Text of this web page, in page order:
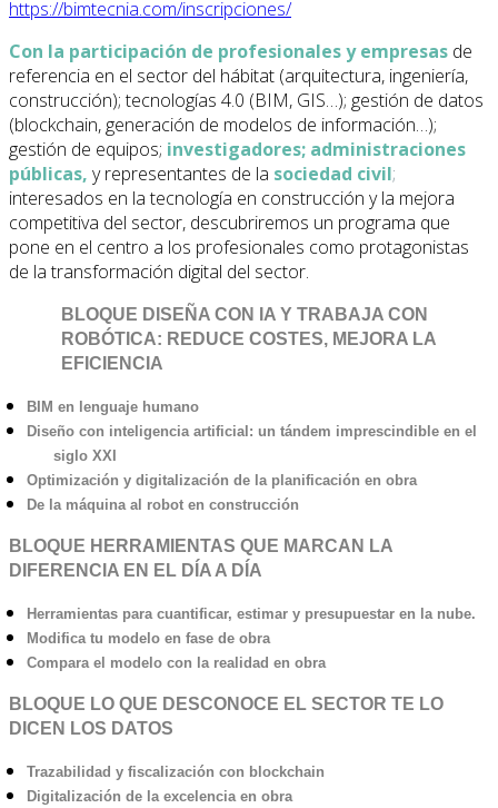
https://bimtecnia.com/inscripciones/
Con la participación de profesionales y empresas de
referencia en el sector del hábitat (arquitectura, ingeniería,
construcción); tecnologías 4.0 (BIM, GIS…); gestión de datos
(blockchain, generación de modelos de información…);
gestión de equipos; investigadores; administraciones
públicas, y representantes de la sociedad civil;
interesados en la tecnología en construcción y la mejora
competitiva del sector, descubriremos un programa que
pone en el centro a los profesionales como protagonistas
de la transformación digital del sector.
BLOQUE DISEÑA CON IA Y TRABAJA CON
ROBÓTICA: REDUCE COSTES, MEJORA LA
EFICIENCIA
BIM en lenguaje humano
Diseño con inteligencia artificial: un tándem imprescindible en el
siglo XXI
Optimización y digitalización de la planificación en obra
De la máquina al robot en construcción
BLOQUE HERRAMIENTAS QUE MARCAN LA
DIFERENCIA EN EL DÍA A DÍA
Herramientas para cuantificar, estimar y presupuestar en la nube.
Modifica tu modelo en fase de obra
Compara el modelo con la realidad en obra
BLOQUE LO QUE DESCONOCE EL SECTOR TE LO
DICEN LOS DATOS
Trazabilidad y fiscalización con blockchain
Digitalización de la excelencia en obra